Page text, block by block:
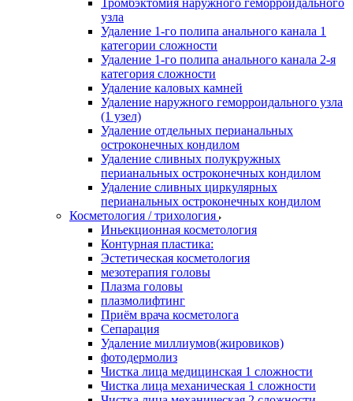
Тромбэктомия наружного геморроидального
узла
Удаление 1-го полипа анального канала 1
категории сложности
Удаление 1-го полипа анального канала 2-я
категория сложности
Удаление каловых камней
Удаление наружного геморроидального узла
(1 узел)
Удаление отдельных перианальных
остроконечных кондилом
Удаление сливных полукружных
перианальных остроконечных кондилом
Удаление сливных циркулярных
перианальных остроконечных кондилом
Косметология / трихология
Иньекционная косметология
Контурная пластика:
Эстетическая косметология
мезотерапия головы
Плазма головы
плазмолифтинг
Приём врача косметолога
Сепарация
Удаление миллиумов(жировиков)
фотодермолиз
Чистка лица медицинская 1 сложности
Чистка лица механическая 1 сложности